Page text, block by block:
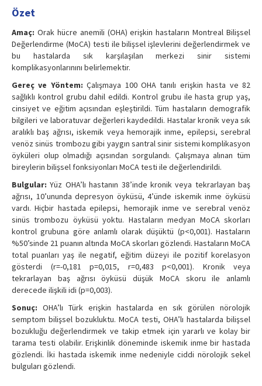
Özet
Amaç: Orak hücre anemili (OHA) erişkin hastaların Montreal Bilişsel
Değerlendirme (MoCA) testi ile bilişsel işlevlerini değerlendirmek ve
bu hastalarda sık karşılaşılan merkezi sinir sistemi
komplikasyonlarınını belirlemektir.
Gereç ve Yöntem: Çalışmaya 100 OHA tanılı erişkin hasta ve 82
sağlıklı kontrol grubu dahil edildi. Kontrol grubu ile hasta grup yaş,
cinsiyet ve eğitim açısından eşleştirildi. Tüm hastaların demografik
bilgileri ve laboratuvar değerleri kaydedildi. Hastalar kronik veya sık
aralıklı baş ağrısı, iskemik veya hemorajik inme, epilepsi, serebral
venöz sinüs trombozu gibi yaygın santral sinir sistemi komplikasyon
öyküleri olup olmadığı açısından sorgulandı. Çalışmaya alınan tüm
bireylerin bilişsel fonksiyonları MoCA testi ile değerlendirildi.
Bulgular: Yüz OHA’lı hastanın 38’inde kronik veya tekrarlayan baş
ağrısı, 10’ununda depresyon öyküsü, 4’ünde iskemik inme öyküsü
vardı. Hiçbir hastada epilepsi, hemorajik inme ve serebral venöz
sinüs trombozu öyküsü yoktu. Hastaların medyan MoCA skorları
kontrol grubuna göre anlamlı olarak düşüktü (p<0,001). Hastaların
%50’sinde 21 puanın altında MoCA skorları gözlendi. Hastaların MoCA
total puanları yaş ile negatif, eğitim düzeyi ile pozitif korelasyon
gösterdi (r=-0,181 p=0,015, r=0,483 p<0,001). Kronik veya
tekrarlayan baş ağrısı öyküsü düşük MoCA skoru ile anlamlı
derecede ilişkili idi (p=0,003).
Sonuç: OHA’lı Türk erişkin hastalarda en sık görülen nörolojik
semptom bilişsel bozukluktu. MoCA testi, OHA’lı hastalarda bilişsel
bozukluğu değerlendirmek ve takip etmek için yararlı ve kolay bir
tarama testi olabilir. Erişkinlik döneminde iskemik inme bir hastada
gözlendi. İki hastada iskemik inme nedeniyle ciddi nörolojik sekel
bulguları gözlendi.